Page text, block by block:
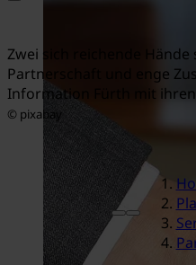
Zwei sich reichende
Partnerschaft und enge
Information Fürth mit
© pixabay